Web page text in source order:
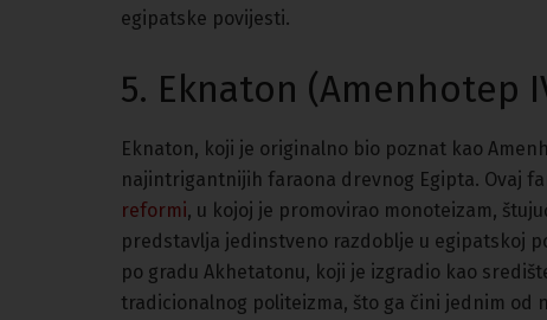
egipatske povijesti.
5. Eknaton (Amenhotep
Eknaton, koji je originalno bio poznat kao
najintrigantnijih faraona drevnog Egipta. Ovaj
reformi, u kojoj je promovirao monoteizam,
predstavlja jedinstveno razdoblje u egipatskoj
po gradu Akhetatonu, koji je izgradio kao
tradicionalnog politeizma, što ga čini jednim od